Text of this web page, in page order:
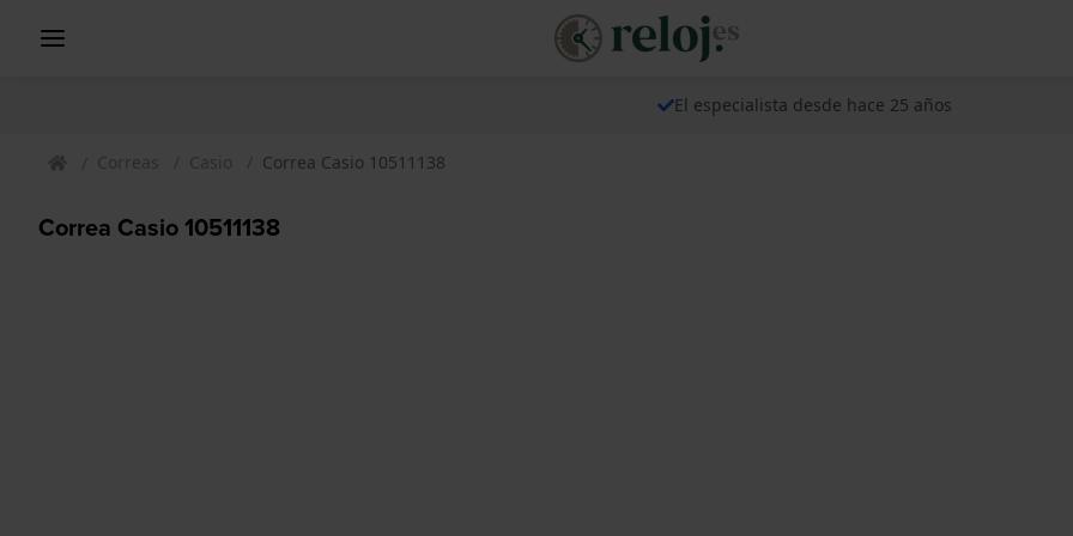
El especialista desde hace 25 años
Correas Casio Correa Casio 10511138
Correa Casio 10511138